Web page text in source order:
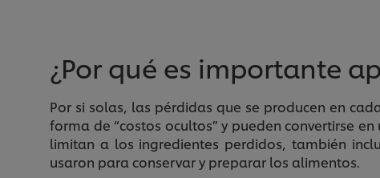
¿Por qué es importante
Por si solas, las pérdidas que se producen en
forma de “costos ocultos” y pueden convertirse
limitan a los ingredientes perdidos, también
usaron para conservar y preparar los alimentos.